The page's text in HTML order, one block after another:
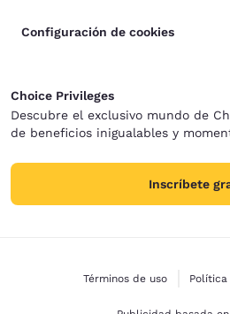
Configuración de cookies
Choice Privileges
Descubre el exclusivo mundo de
de beneficios inigualables y
Inscríbete
Términos de uso